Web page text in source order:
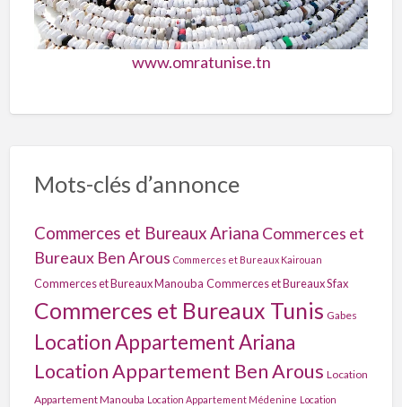
www.omratunise.tn
Mots-clés d’annonce
Commerces et Bureaux Ariana Commerces et
Bureaux Ben Arous Commerces et Bureaux Kairouan
Commerces et Bureaux Manouba Commerces et Bureaux Sfax
Commerces et Bureaux Tunis Gabes
Location Appartement Ariana
Location Appartement Ben Arous Location
Appartement Manouba Location Appartement Médenine Location